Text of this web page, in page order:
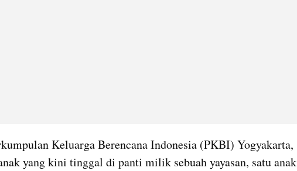
Keluarga Berencana Indonesia (PKBI) Yogyakarta,
yang kini tinggal di panti milik sebuah yayasan, satu anak